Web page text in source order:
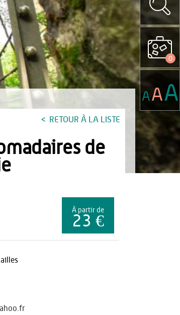
RETOUR À LA LISTE
de
À partir de
23 €
0
AAA